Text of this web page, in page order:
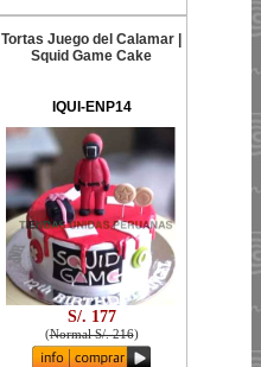
Tortas Juego del Calamar |
Squid Game Cake
IQUI-ENP14
S/. 177
(Normal S/. 216)